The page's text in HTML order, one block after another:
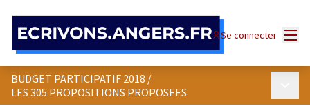
Se connecter
BUDGET PARTICIPATIF 2018 /
LES 305 PROPOSITIONS PROPOSEES